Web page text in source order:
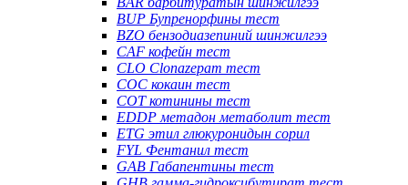
BUP Бупренорфины тест
BZO бензодиазепиний шинжилгээ
CAF кофейн тест
CLO Clonazepam тест
COC кокаин тест
COT котинины тест
EDDP метадон метаболит тест
ETG этил глюкуронидын сорил
FYL Фентанил тест
GAB Габапентины тест